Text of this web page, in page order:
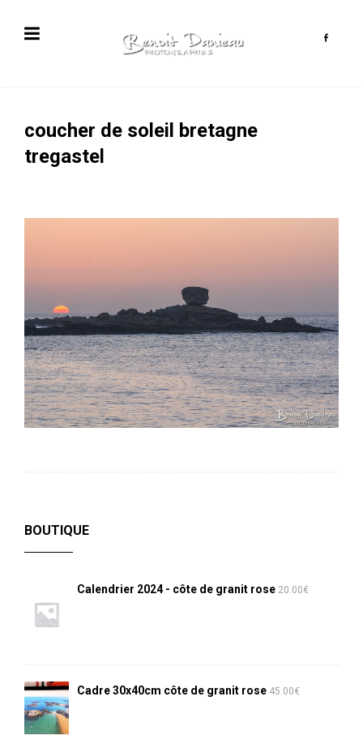
coucher de soleil bretagne
tregastel
BOUTIQUE
Calendrier 2024 - côte de granit rose 20.00€
Cadre 30x40cm côte de granit rose 45.00€